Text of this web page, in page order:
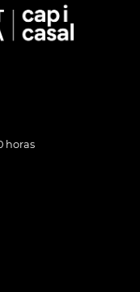
horas